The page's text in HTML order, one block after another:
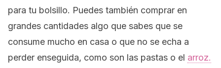
para tu bolsillo. Puedes también comprar en
grandes cantidades algo que sabes que se
consume mucho en casa o que no se echa a
perder enseguida, como son las pastas o el arroz.